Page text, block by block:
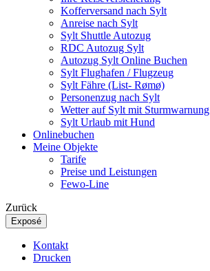
Kofferversand nach Sylt
Anreise nach Sylt
Sylt Shuttle Autozug
RDC Autozug Sylt
Autozug Sylt Online Buchen
Sylt Flughafen / Flugzeug
Sylt Fähre (List- Rømø)
Personenzug nach Sylt
Wetter auf Sylt mit Sturmwarnung
Sylt Urlaub mit Hund
Onlinebuchen
Meine Objekte
Tarife
Preise und Leistungen
Fewo-Line
Zurück
Exposé
Kontakt
Drucken